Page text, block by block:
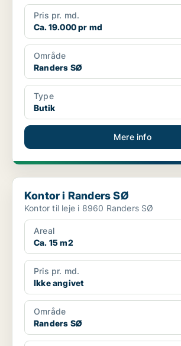
Pris pr. md.
Ca. 19.000 pr md
Område
Randers SØ
Type
Butik
Mere info
Kontor i Randers SØ
Kontor i Randers SØ
Kontor til leje i 8960 Randers SØ
Areal
Ca. 15 m2
Pris pr. md.
Ikke angivet
Område
Randers SØ